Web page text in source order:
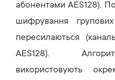
абонентами AES128).
шифрування
пересилаються
AES128).
використовують